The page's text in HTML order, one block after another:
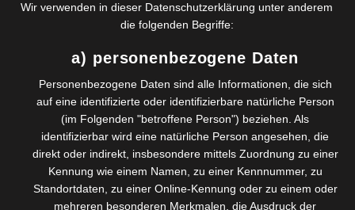
Neuer Wein in alten Schläuchen
Wenn Sie heute im Zusammenhang von zeitgemäßer
Führung häufig die Schlagwörter Digitalisierung oder
Agiles Management lesen, wird Ihnen meist alter Wein in
neuen Schläuchen verkauft. Gemeint ist dann oft
effektive Führung. Effektive Führung ist jedoch schon seit
den frühen 60’er Jahren ein Thema in einer immer
komplexer werdenden Arbeitswelt. Peter Drucker, ein
amerikanischer Ökonom österreichischer Herkunft, war…
Read more
Wir verwenden in dieser Datenschutzerklärung unter anderem
die folgenden Begriffe:
a) personenbezogene Daten
Personenbezogene Daten sind alle Informationen, die sich
auf eine identifizierte oder identifizierbare natürliche Person
(im Folgenden "betroffene Person") beziehen. Als
identifizierbar wird eine natürliche Person angesehen, die
direkt oder indirekt, insbesondere mittels Zuordnung zu einer
Kennung wie einem Namen, zu einer Kennnummer, zu
Standortdaten, zu einer Online-Kennung oder zu einem oder
mehreren besonderen Merkmalen, die Ausdruck der